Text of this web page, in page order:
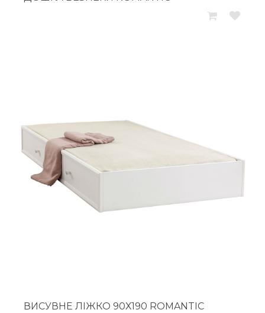
ВИСУВНЕ ЛІЖКО 90Х190 ROMANTIC